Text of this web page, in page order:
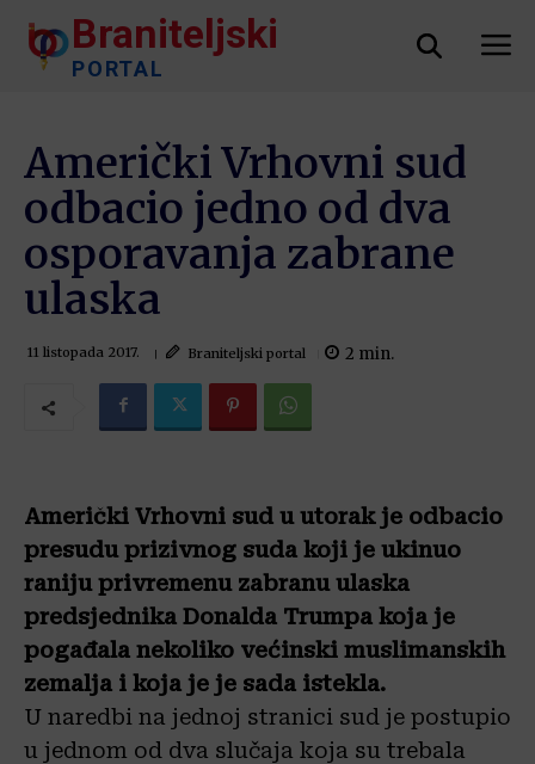
Braniteljski
PORTAL
Američki Vrhovni sud
odbacio jedno od dva
osporavanja zabrane
ulaska
11 listopada 2017. Braniteljski portal 2 min.
Američki Vrhovni sud u utorak je odbacio
presudu prizivnog suda koji je ukinuo
raniju privremenu zabranu ulaska
predsjednika Donalda Trumpa koja je
pogađala nekoliko većinski muslimanskih
zemalja i koja je je sada istekla.
U naredbi na jednoj stranici sud je postupio
u jednom od dva slučaja koja su trebala